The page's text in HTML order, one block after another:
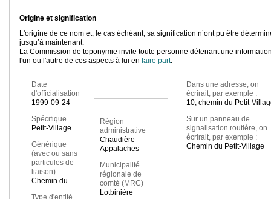
Origine et signification
L'origine de ce nom et, le cas échéant, sa signification n’ont pu être
jusqu’à maintenant.
La Commission de toponymie invite toute personne détenant une
l'un ou l'autre de ces aspects à lui en faire part.
Date
d'officialisation
1999-09-24
Spécifique
Petit-Village
Générique
(avec ou sans
particules de
liaison)
Chemin du
Type d'entité
Région
administrative
Chaudière-
Appalaches
Municipalité
régionale de
comté (MRC)
Lotbinière
Dans une adresse, on
écrirait, par exemple :
10, chemin du Petit-
Sur un panneau de
signalisation routière, on
écrirait, par exemple :
Chemin du Petit-Village